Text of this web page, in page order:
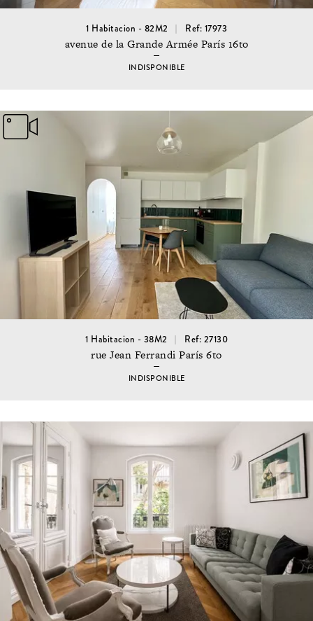
1 Habitacion - 82M2 Ref: 17973
avenue de la Grande Armée París 16to
INDISPONIBLE
1 Habitacion - 38M2 Ref: 27130
rue Jean Ferrandi París 6to
INDISPONIBLE